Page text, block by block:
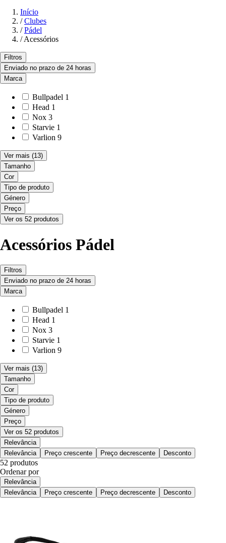
Início
/ Clubes
/ Pádel
/ Acessórios
Filtros
Enviado no prazo de 24 horas
Marca
Bullpadel 1
Head 1
Nox 3
Starvie 1
Varlion 9
Ver mais (13)
Tamanho
Cor
Tipo de produto
Género
Preço
Ver os 52 produtos
Acessórios Pádel
Filtros
Enviado no prazo de 24 horas
Marca
Bullpadel 1
Head 1
Nox 3
Starvie 1
Varlion 9
Ver mais (13)
Tamanho
Cor
Tipo de produto
Género
Preço
Ver os 52 produtos
Relevância
Relevância
Preço crescente Preço decrescente Desconto
52 produtos
Ordenar por
Relevância
Relevância
Preço crescente Preço decrescente Desconto